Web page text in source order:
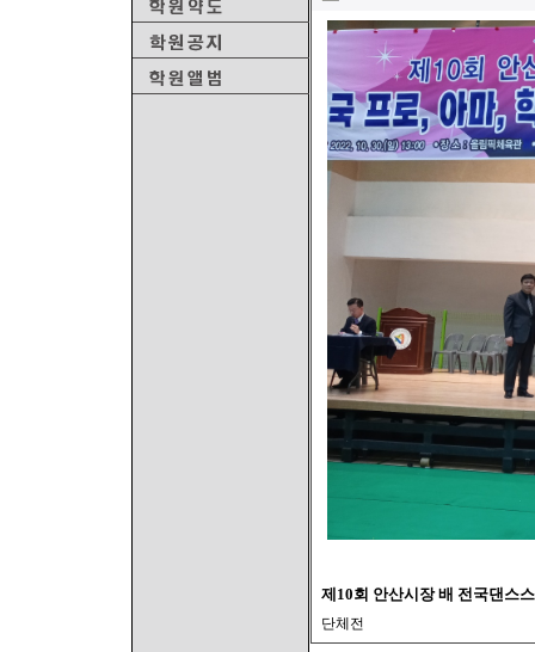
제10회 안산시장 배 전국댄스
단체전